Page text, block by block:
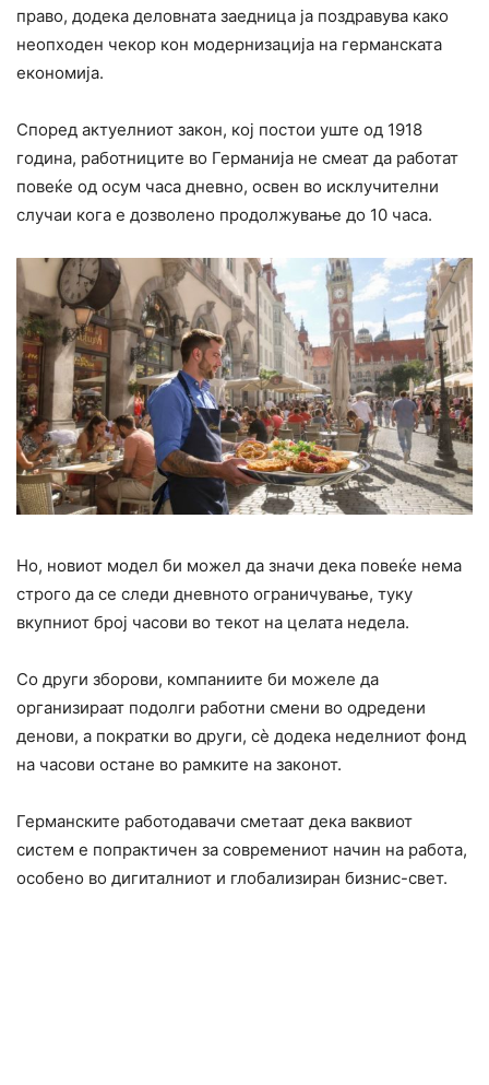
право, додека деловната заедница ја поздравува како
неопходен чекор кон модернизација на германската
економија.
Според актуелниот закон, кој постои уште од 1918
година, работниците во Германија не смеат да работат
повеќе од осум часа дневно, освен во исклучителни
случаи кога е дозволено продолжување до 10 часа.
Но, новиот модел би можел да значи дека повеќе нема
строго да се следи дневното ограничување, туку
вкупниот број часови во текот на целата недела.
Со други зборови, компаниите би можеле да
организираат подолги работни смени во одредени
денови, а пократки во други, сè додека неделниот фонд
на часови остане во рамките на законот.
Германските работодавачи сметаат дека ваквиот
систем е попрактичен за современиот начин на работа,
особено во дигиталниот и глобализиран бизнис-свет.